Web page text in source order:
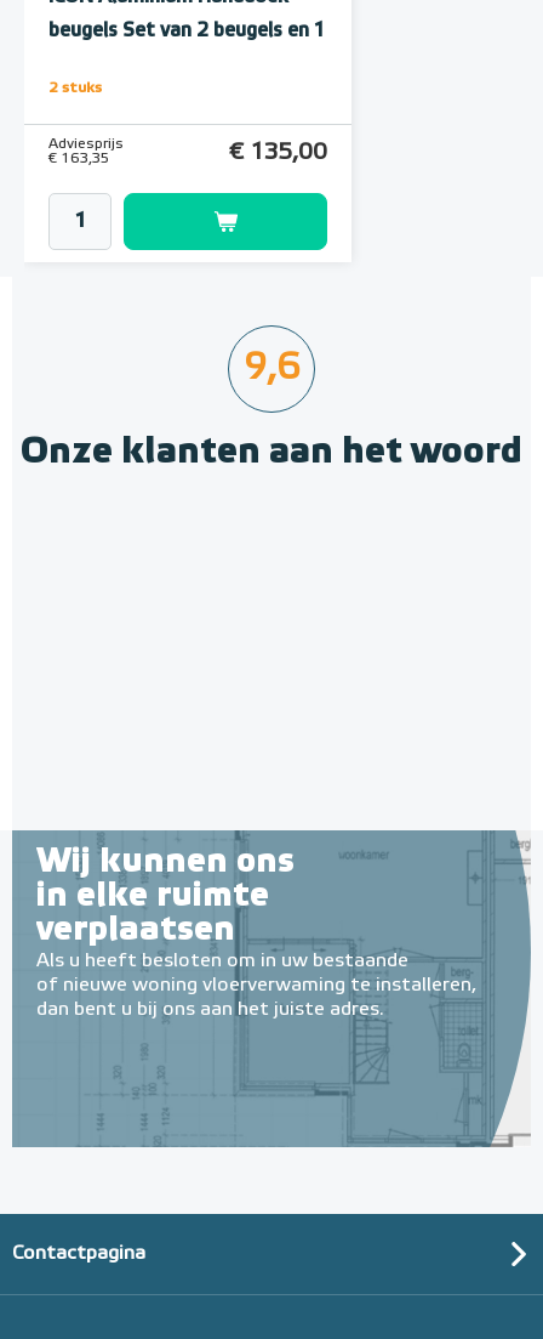
beugels Set van 2 beugels en 1
2 stuks
Adviesprijs
€ 163,35
€ 135,00
9,6
Onze klanten aan het woord
Wij kunnen ons
in elke ruimte
verplaatsen
Als u heeft besloten om in uw bestaande
of nieuwe woning vloerverwaming te installeren,
dan bent u bij ons aan het juiste adres.
Contactpagina